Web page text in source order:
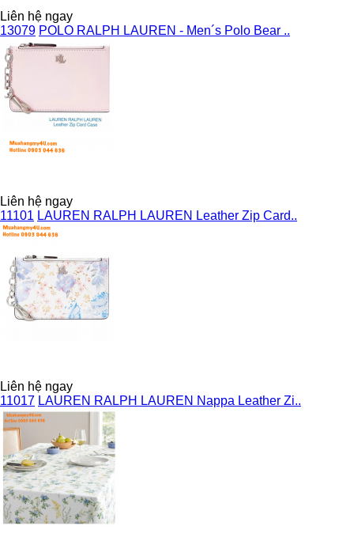
Liên hệ ngay
13079 POLO RALPH LAUREN - Men´s Polo Bear ..
Liên hệ ngay
11101 LAUREN RALPH LAUREN Leather Zip Card..
Liên hệ ngay
11017 LAUREN RALPH LAUREN Nappa Leather Zi..